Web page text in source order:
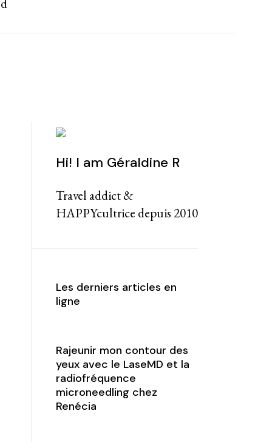
Hi! I am Géraldine R
Travel addict &
HAPPYcultrice depuis 2010
Les derniers articles en
ligne
Rajeunir mon contour des
yeux avec le LaseMD et la
radiofréquence
microneedling chez
Renécia